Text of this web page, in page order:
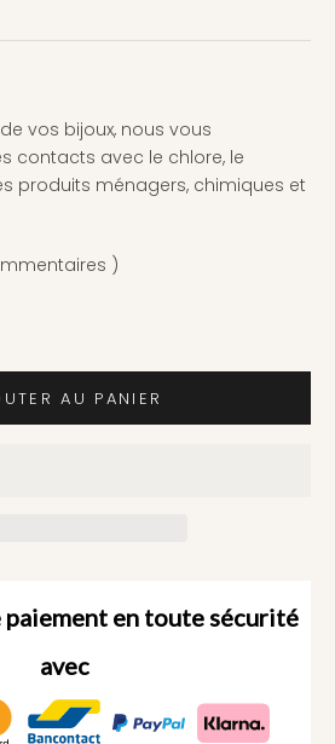
vos bijoux, nous vous
contacts avec le chlore, le
produits ménagers, chimiques et
)
la quantité
AU PANIER
en toute sécurité
avec